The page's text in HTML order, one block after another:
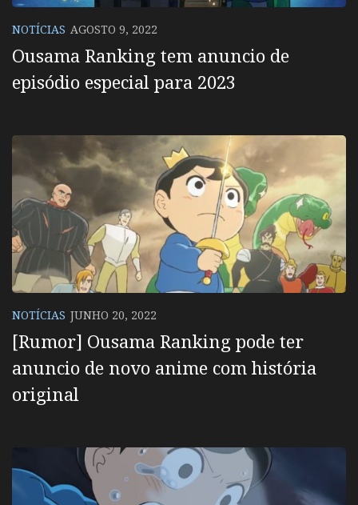
NOTÍCIAS AGOSTO 9, 2022
Ousama Ranking tem anuncio de
episódio especial para 2023
NOTÍCIAS JUNHO 20, 2022
[Rumor] Ousama Ranking pode ter
anuncio de novo anime com história
original